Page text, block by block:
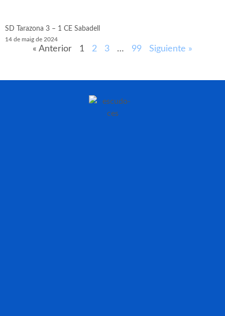
SD Tarazona 3 – 1 CE Sabadell
14 de maig de 2024
« Anterior 1 2 3 … 99 Siguiente »